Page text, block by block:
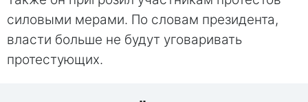
силовыми мерами. По словам президента,
власти больше не будут уговаривать
протестующих.